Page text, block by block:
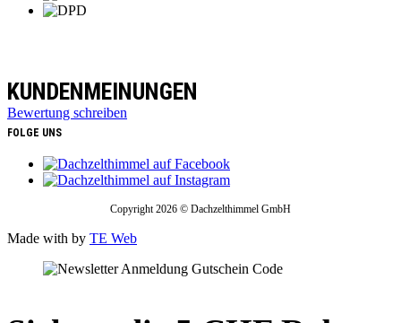
KUNDENMEINUNGEN
Bewertung schreiben
FOLGE UNS
Copyright 2026 © Dachzelthimmel GmbH
Made with by TE Web